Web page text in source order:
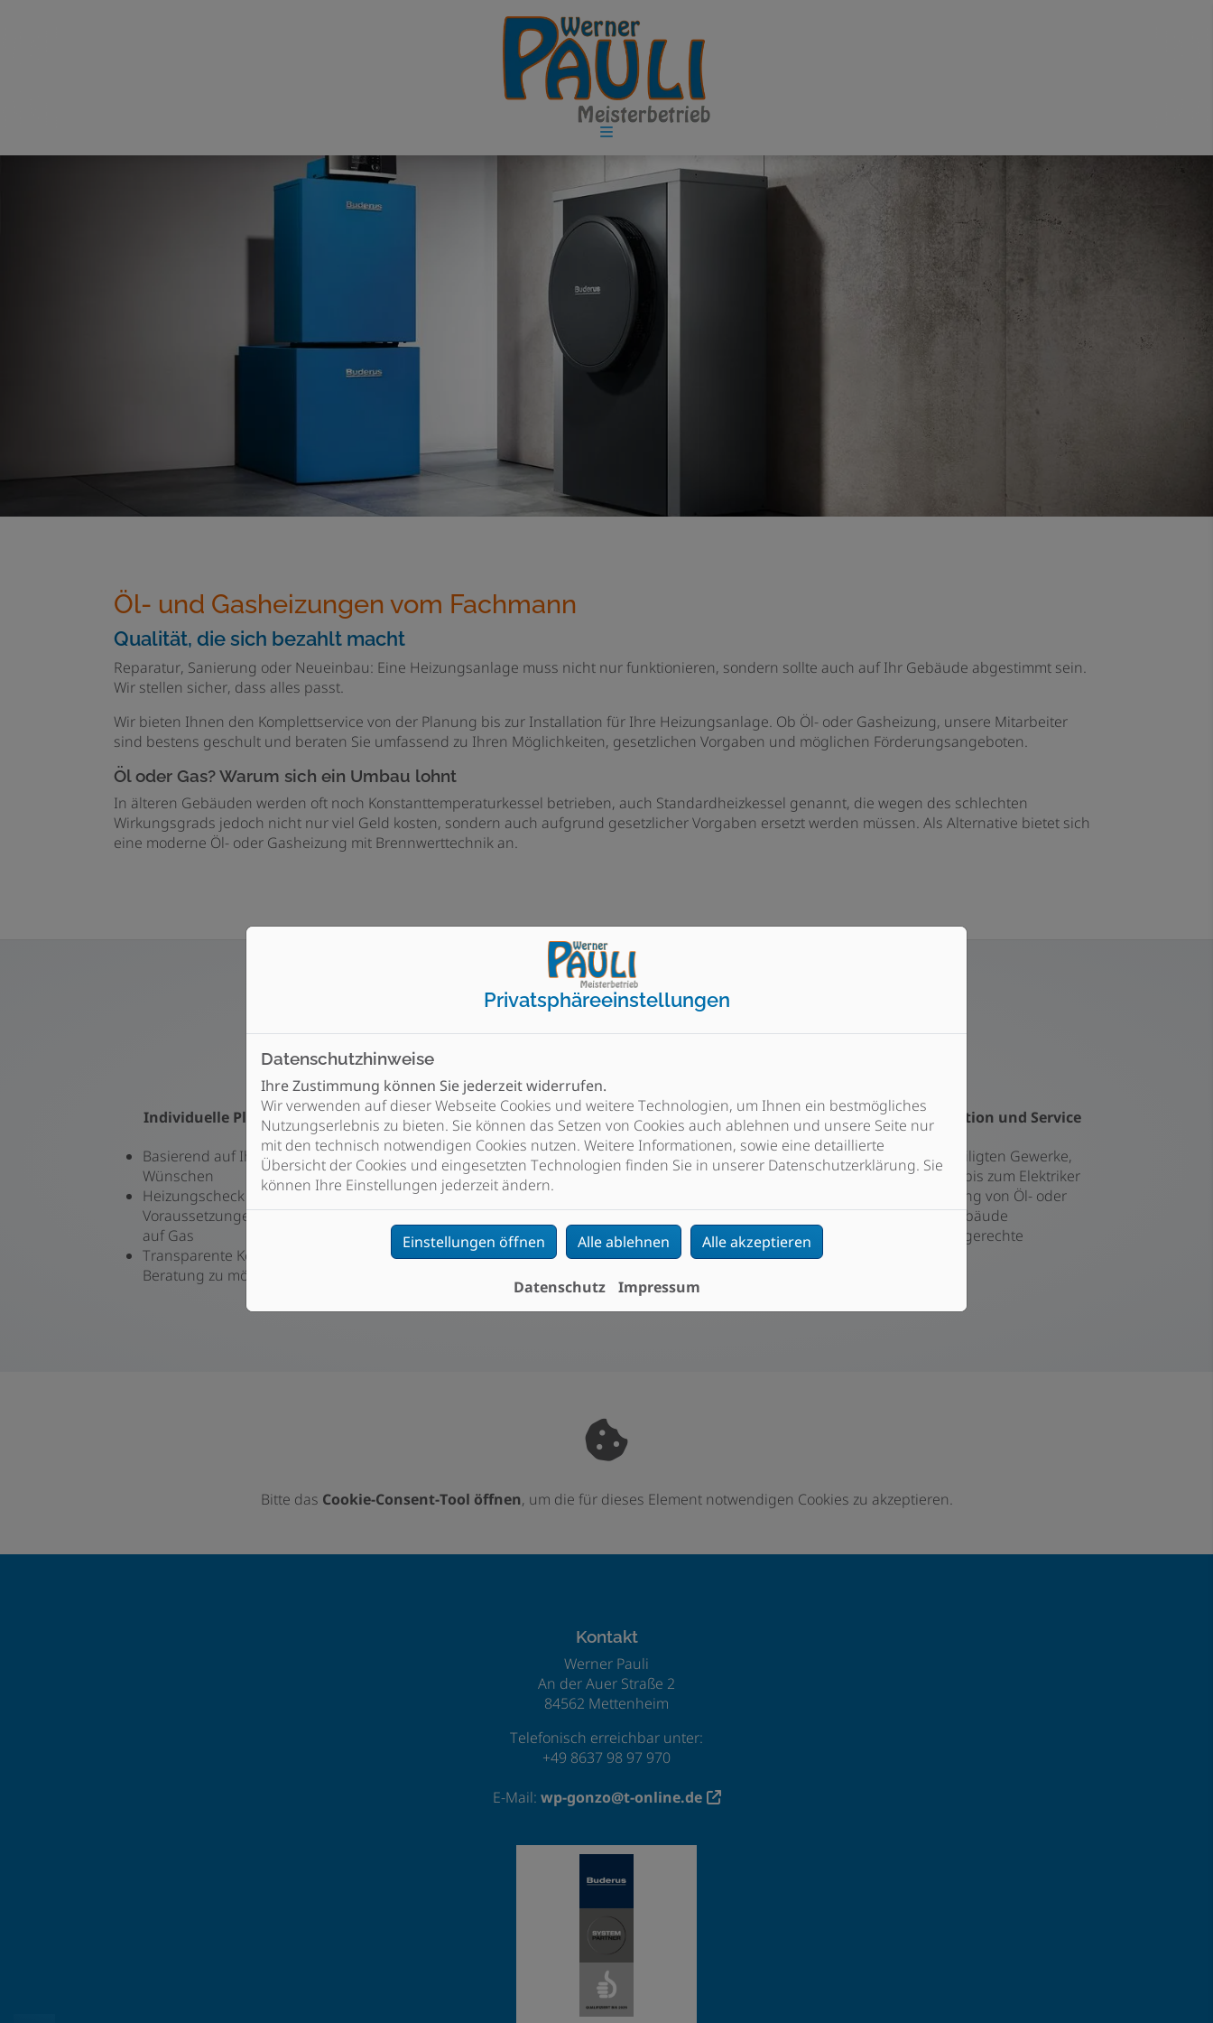
Öl- und Gasheizungen vom Fachmann
Qualität, die sich bezahlt macht
Reparatur, Sanierung oder Neueinbau: Eine Heizungsanlage muss nicht nur funktionieren, sondern sollte auch auf Ihr Gebäude abgestimmt sein.
Wir stellen sicher, dass alles passt.
Wir bieten Ihnen den Komplettservice von der Planung bis zur Installation für Ihre Heizungsanlage. Ob Öl- oder Gasheizung, unsere Mitarbeiter
sind bestens geschult und beraten Sie umfassend zu Ihren Möglichkeiten, gesetzlichen Vorgaben und möglichen Förderungsangeboten.
Öl oder Gas? Warum sich ein Umbau lohnt
In älteren Gebäuden werden oft noch Konstanttemperaturkessel betrieben, auch Standardheizkessel genannt, die wegen des schlechten
Wirkungsgrads jedoch nicht nur viel Geld kosten, sondern auch aufgrund gesetzlicher Vorgaben ersetzt werden müssen. Als Alternative bietet sich
eine moderne Öl- oder Gasheizung mit Brennwerttechnik an.
Individuelle Planung und Beratung
Basierend auf Ihren Vorstellungen und
Wünschen
Heizungscheck und Prüfung der
Voraussetzungen für einen Umbau von Öl
auf Gas
Transparente Kostenaufstellung inklusive
Beratung zu möglichen Fördermitteln
Qualität vom Fachmann
Ausschließlich Markenprodukte führender
Hersteller
Umfassende Service- und
Garantieleistungen
Installation, Instandhaltung und
Reparatur
Professionelle Installation und Service
Koordination aller beteiligten Gewerke,
vom Schornsteinfeger bis zum Elektriker
Individuelle Abstimmung von Öl- oder
Gasheizung auf Ihr Gebäude
Sorgfältige und termingerechte
Ausführung
Bitte das Cookie-Consent-Tool öffnen, um die für dieses Element notwendigen Cookies zu akzeptieren.
Kontakt
Werner Pauli
An der Auer Straße 2
84562 Mettenheim
Telefonisch erreichbar unter:
+49 8637 98 97 970
E-Mail: wp-gonzo@t-online.de
Privatsphäre­einstellungen
Datenschutzhinweise
Ihre Zustimmung können Sie jederzeit widerrufen.
Wir verwenden auf dieser Webseite Cookies und weitere Technologien, um Ihnen ein bestmögliches
Nutzungserlebnis zu bieten. Sie können das Setzen von Cookies auch ablehnen und unsere Seite nur
mit den technisch notwendigen Cookies nutzen. Weitere Informationen, sowie eine detaillierte
Übersicht der Cookies und eingesetzten Technologien finden Sie in unserer Datenschutzerklärung. Sie
können Ihre Einstellungen jederzeit ändern.
Einstellungen öffnen Alle ablehnen Alle akzeptieren
Datenschutz Impressum